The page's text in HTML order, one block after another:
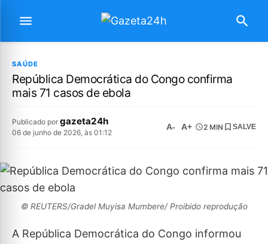
SAÚDE
República Democrática do Congo confirma
mais 71 casos de ebola
Publicado por gazeta24h
06 de junho de 2026, às 01:12
A- A+ 2 MIN SALVE
© REUTERS/Gradel Muyisa Mumbere/ Proibido reprodução
A República Democrática do Congo informou